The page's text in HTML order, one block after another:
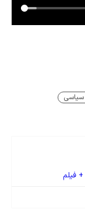
سیاسی
فیلم